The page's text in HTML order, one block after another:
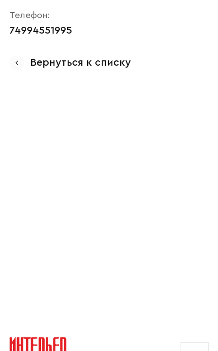
Телефон:
74994551995
Вернуться к списку
Ваше имя